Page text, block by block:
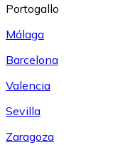
Portogallo
Málaga
Barcelona
Valencia
Sevilla
Zaragoza